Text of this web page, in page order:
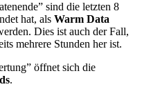
sind die letzten 8
hat, als Warm Data
Dies ist auch der Fall,
mehrere Stunden her ist.
öffnet sich die
.